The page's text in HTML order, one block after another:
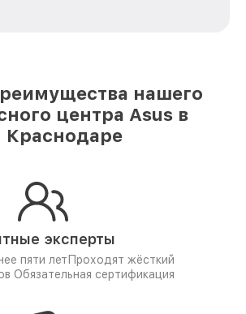
нашего
центра Asus в
Краснодаре
эксперты
пяти лет Проходят жёсткий
Обязательная сертификация